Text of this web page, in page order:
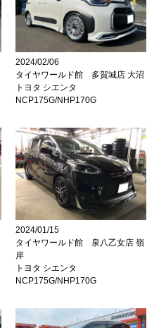
2024/02/06
タイヤワールド館 多賀城店 大沼
トヨタ シエンタ
NCP175G/NHP170G
2024/01/15
タイヤワールド館 泉八乙女店 嶺
岸
トヨタ シエンタ
NCP175G/NHP170G